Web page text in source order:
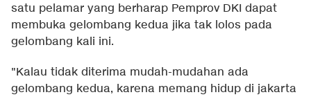
satu pelamar yang berharap Pemprov DKI dapat
membuka gelombang kedua jika tak lolos pada
gelombang kali ini.
"Kalau tidak diterima mudah-mudahan ada
gelombang kedua, karena memang hidup di jakarta